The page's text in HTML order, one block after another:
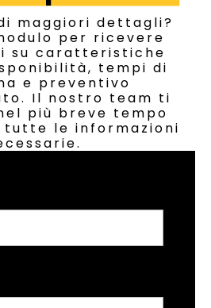
maggiori dettagli?
per ricevere
su caratteristiche
tempi di
e preventivo
Il nostro team ti
più breve tempo
tutte le informazioni